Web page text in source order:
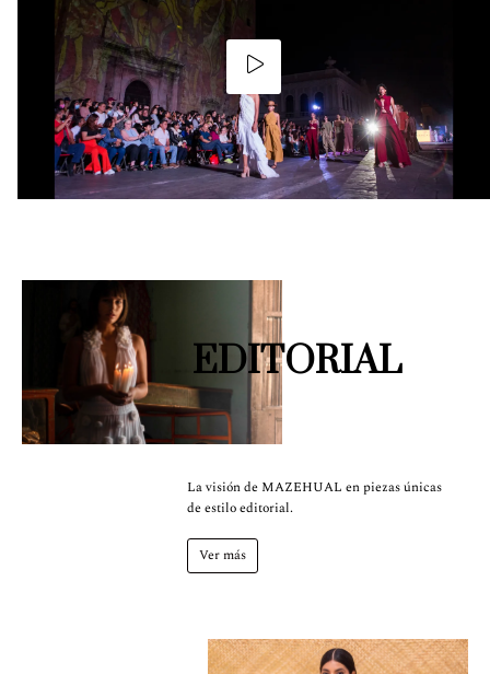
EDITORIAL
La visión de MAZEHUAL en piezas únicas
de estilo editorial.
Ver más